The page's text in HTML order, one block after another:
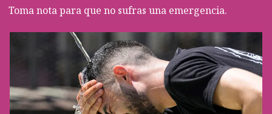
Toma nota para que no sufras una emergencia.